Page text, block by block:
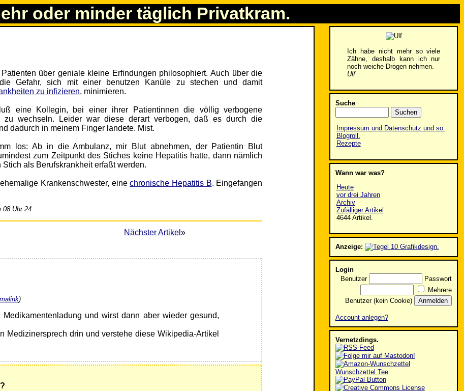
oder minder täglich Privatkram.
über geniale kleine Erfindungen philosophiert. Auch über die
Gefahr, sich mit einer benutzen Kanüle zu stechen und damit
zu infizieren, minimieren.
eine Kollegin, bei einer ihrer Patientinnen die völlig verbogene
zu wechseln. Leider war diese derart verbogen, daß es durch die
dadurch in meinem Finger landete. Mist.
los: Ab in die Ambulanz, mir Blut abnehmen, der Patientin Blut
zum Zeitpunkt des Stiches keine Hepatitis hatte, dann nämlich
als Berufskrankheit erfaßt werden.
Krankenschwester, einechronische Hepatitis B. Eingefangen
08 Uhr 24
Nächster Artikel »
)
und wirst dann aber wieder gesund,
Medizinersprech drin und verstehe diese Wikipedia-Artikel
Ich habe nicht mehr so viele
Zähne, deshalb kann ich nur
noch weiche Drogen nehmen.
Ulf
Suche
Impressum und Datenschutz und so.
Blogroll.
Rezepte
Wann war was?
Heute
vor drei Jahren
Archiv
Zufälliger Artikel
4644 Artikel.
Anzeige:
Login
Benutzer
Passwort
Mehrere
Benutzer (kein Cookie)
Account anlegen?
Vernetzdings.
Wunschzettel Tee